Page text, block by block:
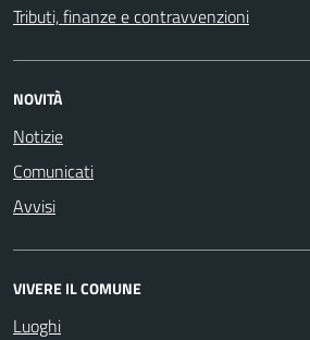
Tributi, finanze e contravvenzioni
NOVITÀ
Notizie
Comunicati
Avvisi
VIVERE IL COMUNE
Luoghi